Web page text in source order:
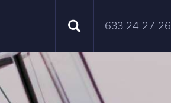
633 24 27 26